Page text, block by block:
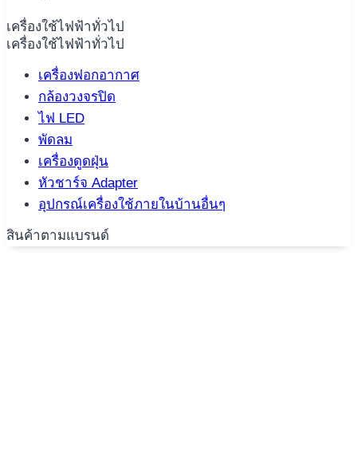
เครื่องใช้ไฟฟ้าทั่วไป
เครื่องใช้ไฟฟ้าทั่วไป
เครื่องฟอกอากาศ
กล้องวงจรปิด
ไฟ LED
พัดลม
เครื่องดูดฝุ่น
หัวชาร์จ Adapter
อุปกรณ์เครื่องใช้ภายในบ้านอื่นๆ
สินค้าตามแบรนด์